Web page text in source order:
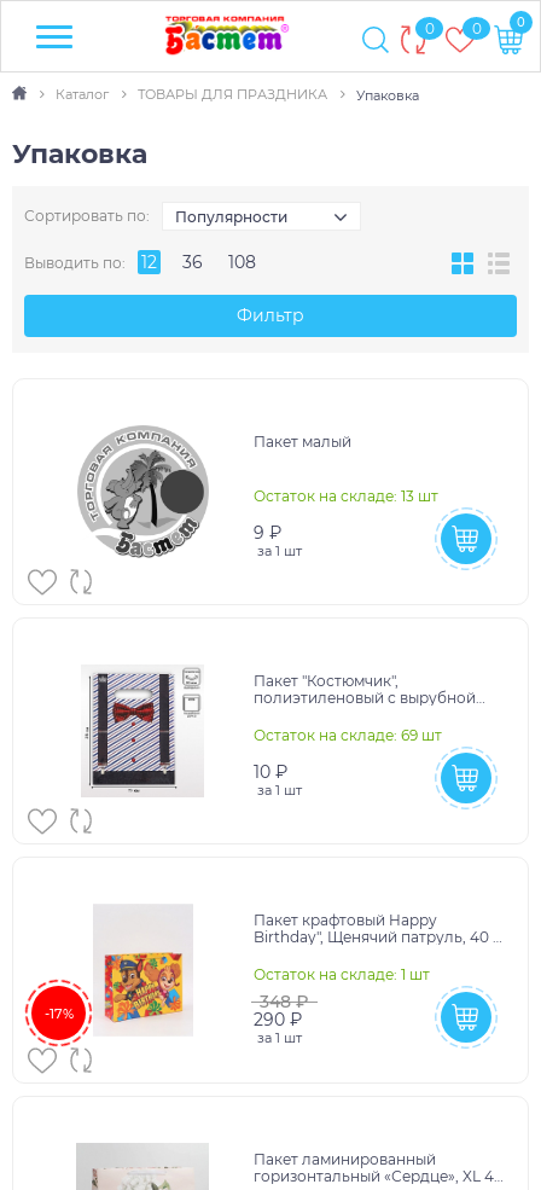
0 0 0
Каталог ТОВАРЫ ДЛЯ ПРАЗДНИКА Упаковка
Упаковка
Сортировать по: Популярности
Выводить по: 12 36 108
Фильтр
Пакет малый
Остаток на складе: 13 шт
9 ₽
за 1 шт
Пакет "Костюмчик",
полиэтиленовый с вырубной
Остаток на складе: 69 шт
10 ₽
за 1 шт
-17%
Пакет крафтовый Happy
Birthday", Щенячий патруль, 40 х
Остаток на складе: 1 шт
348 ₽
290 ₽
за 1 шт
Пакет ламинированный
горизонтальный «Сердце», XL 40